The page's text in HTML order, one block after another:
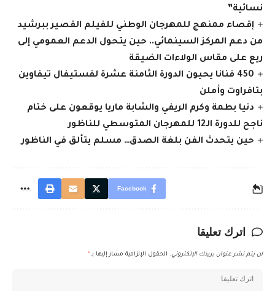
نسائية”
إقصاء ممنهج للمهرجان الوطني للفيلم القصير ببرشيد
من دعم المركز السينمائي.. حين يتحول الدعم العمومي إلى
ريع على مقاس الولاءات الضيقة
450 فنانا يحيون الدورة الثامنة عشرة لفستيفال تيفاوين
بتافراوت وأملن
دنيا بطمة وكرم الريفي والشابة ماريا يوقعون على ختام
ناجح للدورة الـ12 للمهرجان المتوسطي للناظور
حين يتحدث الفن بلغة الصدق… مسلم يتألق في الناظور
Facebook
اترك تعليقا
لن يتم نشر عنوان بريدك الإلكتروني. الحقول الإلزامية مشار إليها بـ *